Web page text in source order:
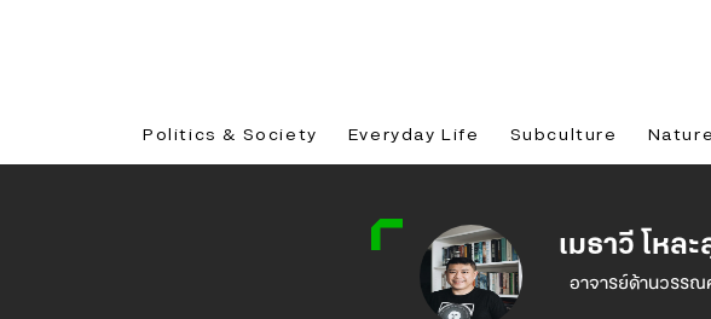
Politics & Society Everyday Life Subculture
เมธาวี โหล
อาจารย์ด้านวรรณ